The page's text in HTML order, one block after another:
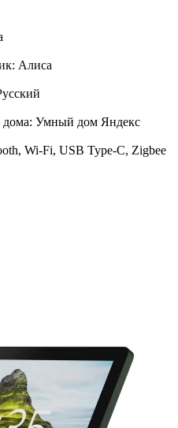
Алиса
дома: Умный дом Яндекс
Wi-Fi, USB Type-C, Zigbee